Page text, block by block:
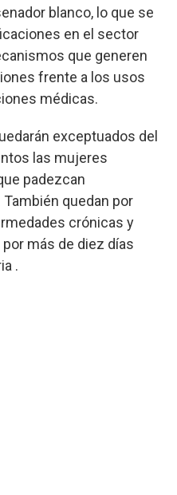
blanco, lo que se
en el sector
que generen
frente a los usos
médicas.
exceptuados del
las mujeres
padezcan
quedan por
crónicas y
más de diez días
.